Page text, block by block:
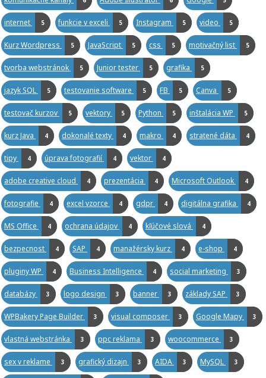
internet 5 funkcie v exceli 5 Instagram 5 video 5
Kurz Wordpress 5 JavaScript 5 css 5 motivačný list 5
tvorba webstránok 5 Junior tester 5 grafika 5
jazyk SQL 5 testovanie software 5 FB 5 Canva 5
testovač kurzov 5 vektory 5 Python 5 inštalácia WP 5
kurz Java 4 dokonalé texty 4 makro 4 stratené dáta 4
tipy 4 úprava fotografií 4 vektor 4
adobe creative cloud 4 prezentácia 4 Microsoft Outlook 4
fotografie 4 excel vzorce 4 gdpr 4 digitálna grafika 4
MS Office 4 ochrana údajov 4 kľúčové slová 4
bezpecnost 4 SAP 4 manažérsky kurz 4 e-shop 4
pluginy WP 4 Business Intelligence 4 social marketing 3
databázy 3 logo design 3 banner 3 základy SAP 3
WPBakery Page Builder 3 visual composer 3 Google Mapy 3
vlastná webstránka 3 ppc reklama 3 woocommerce 3
sex v reklame 3 grafický dizajn 3 AIDA 3 MySQL 3